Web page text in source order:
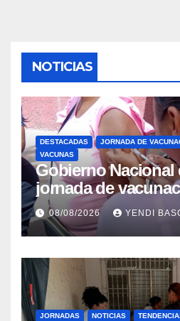
NOTICIAS
DESTACADAS JORNADA DE
VACUNAS
Gobierno Nacional
jornada de
Guaira para
epidemiológica
08/08/2026 YENDI
JORNADAS NOTICIAS